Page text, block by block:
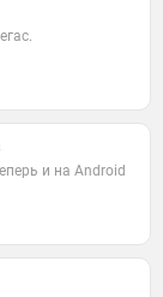
и на Android